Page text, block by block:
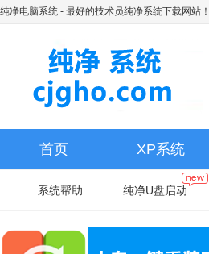
纯净电脑系统 - 最好的技术员纯净系统下载网站！
首页 XP系统
系统帮助 纯净U盘启动